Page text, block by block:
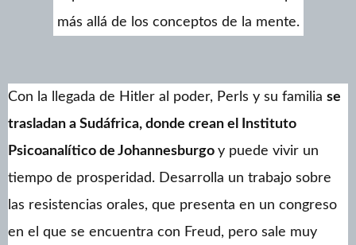
más allá de los conceptos de la mente.
Con la llegada de Hitler al poder, Perls y su familia se
trasladan a Sudáfrica, donde crean el Instituto
Psicoanalítico de Johannesburgo y puede vivir un
tiempo de prosperidad. Desarrolla un trabajo sobre
las resistencias orales, que presenta en un congreso
en el que se encuentra con Freud, pero sale muy